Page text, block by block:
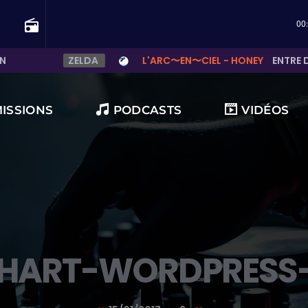
radio
?
L'ARC〜EN〜CIEL - HONEY ENTRE DEUX NOTES, LA
PODCASTS VIDÉOS